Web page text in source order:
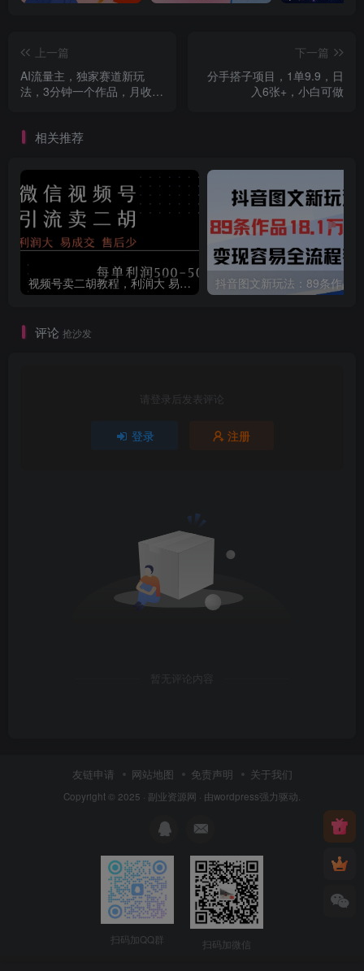
上一篇
AI流量主，独家赛道新玩
法，3分钟一个作品，月收益
下一篇
分手搭子项目，1单9.9，日
入6张+，小白可做
相关推荐
视频号卖二胡教程，利润大 易成交 售后少，一单利润5张+
评论 抢沙发
请登录后发表评论
登录 注册
暂无评论内容
友链申请 网站地图 免责声明 关于我们
Copyright © 2025 · 副业资源网 · 由wordpress强力驱动.
扫码加QQ群 扫码加微信